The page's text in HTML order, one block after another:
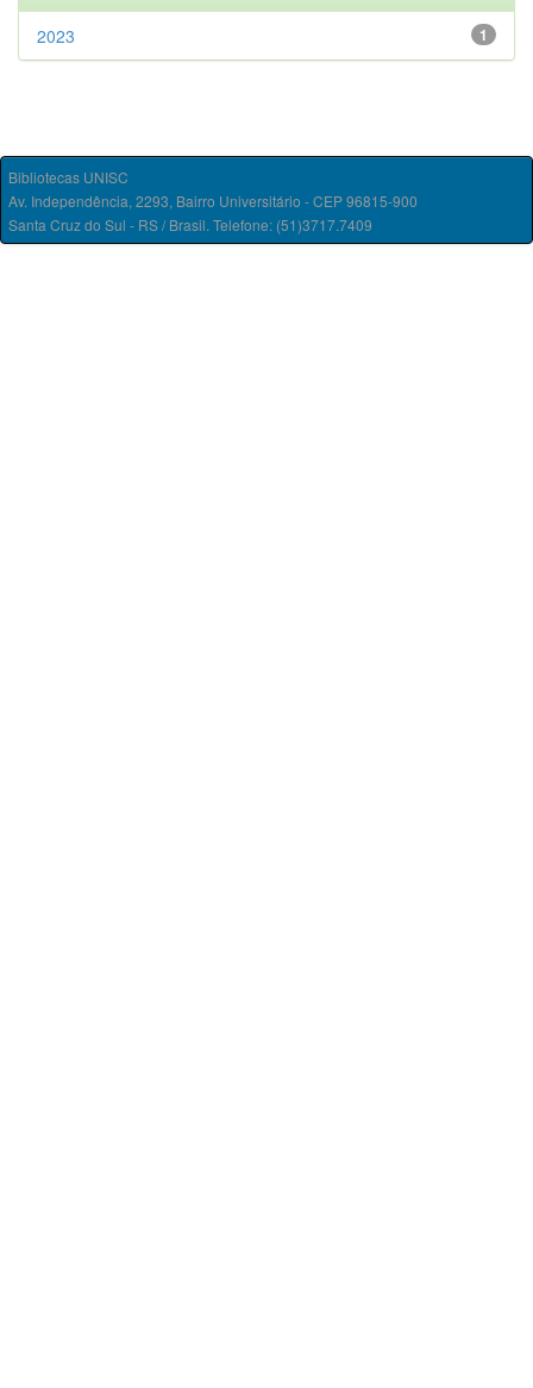
1
2023
Bibliotecas UNISC
Av. Independência, 2293, Bairro Universitário - CEP 96815-900
Santa Cruz do Sul - RS / Brasil. Telefone: (51)3717.7409